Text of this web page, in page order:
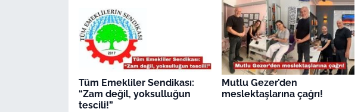
Tüm Emekliler Sendikası:
“Zam değil, yoksulluğun
tescili!”
Mutlu Gezer’den
meslektaşlarına çağrı!